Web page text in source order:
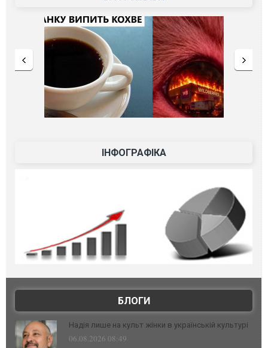
ІНФОГРАФІКА
БЛОГИ
Надія лише на культ жінки в українській культурі
06.08.2026 08:49